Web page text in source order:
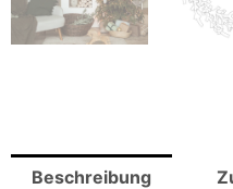
Beschreibung